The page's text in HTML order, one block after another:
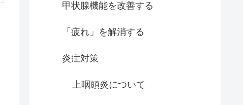
甲状腺機能を改善する
「疲れ」を解消する
炎症対策
上咽頭炎について